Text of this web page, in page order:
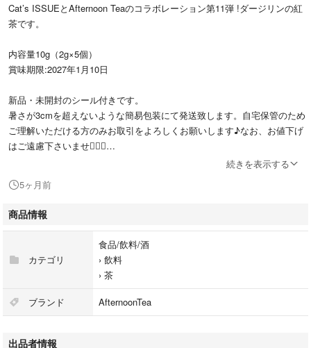
Cat’s ISSUEとAfternoon Teaのコラボレーション第11弾 !ダージリンの紅
茶です。
内容量10g（2g×5個）
賞味期限:2027年1月10日
新品・未開封のシール付きです。
暑さが3cmを超えないような簡易包装にて発送致します。自宅保管のため
ご理解いただける方のみお取引をよろしくお願いします♪なお、お値下げ
はご遠慮下さいませ🙇🏻‍♀️
続きを表示する
5ヶ月前
商品情報
カテゴリ
食品/飲料/酒
› 飲料
› 茶
ブランド AfternoonTea
出品者情報